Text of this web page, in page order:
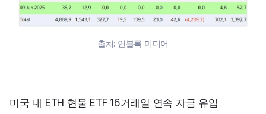
출처: 언블록 미디어
미국 내 ETH 현물 ETF 16거래일 연속 자금 유입